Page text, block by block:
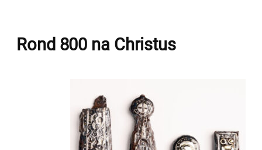
Rond 800 na Christus